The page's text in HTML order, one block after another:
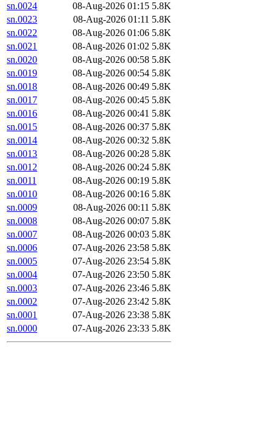
sn.0024
08-Aug-2026 01:15 5.8K
sn.0023
08-Aug-2026 01:11 5.8K
sn.0022
08-Aug-2026 01:06 5.8K
sn.0021
08-Aug-2026 01:02 5.8K
sn.0020
08-Aug-2026 00:58 5.8K
sn.0019
08-Aug-2026 00:54 5.8K
sn.0018
08-Aug-2026 00:49 5.8K
sn.0017
08-Aug-2026 00:45 5.8K
sn.0016
08-Aug-2026 00:41 5.8K
sn.0015
08-Aug-2026 00:37 5.8K
sn.0014
08-Aug-2026 00:32 5.8K
sn.0013
08-Aug-2026 00:28 5.8K
sn.0012
08-Aug-2026 00:24 5.8K
sn.0011
08-Aug-2026 00:19 5.8K
sn.0010
08-Aug-2026 00:16 5.8K
sn.0009
08-Aug-2026 00:11 5.8K
sn.0008
08-Aug-2026 00:07 5.8K
sn.0007
08-Aug-2026 00:03 5.8K
sn.0006
07-Aug-2026 23:58 5.8K
sn.0005
07-Aug-2026 23:54 5.8K
sn.0004
07-Aug-2026 23:50 5.8K
sn.0003
07-Aug-2026 23:46 5.8K
sn.0002
07-Aug-2026 23:42 5.8K
sn.0001
07-Aug-2026 23:38 5.8K
sn.0000
07-Aug-2026 23:33 5.8K